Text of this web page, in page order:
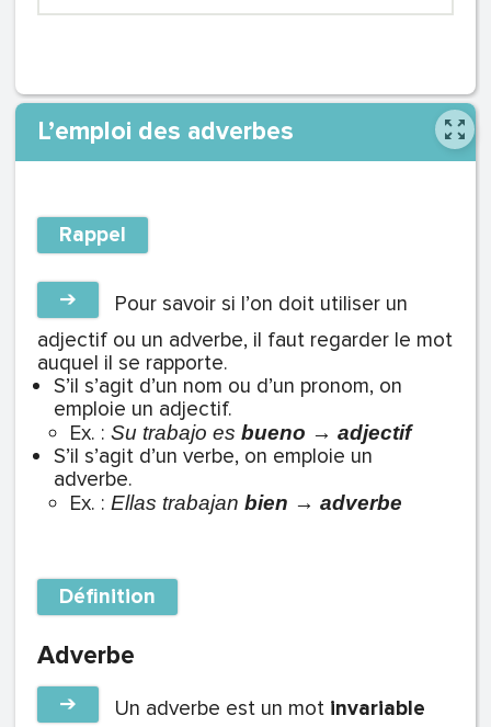
L’emploi des adverbes
Rappel
➔
Pour savoir si l’on doit utiliser un
adjectif ou un adverbe, il faut regarder le mot
auquel il se rapporte.
S’il s’agit d’un nom ou d’un pronom, on
emploie un adjectif.
Ex. : Su trabajo es bueno → adjectif
S’il s’agit d’un verbe, on emploie un
adverbe.
Ex. : Ellas trabajan bien → adverbe
Définition
Adverbe
➔ Un adverbe est un mot invariable